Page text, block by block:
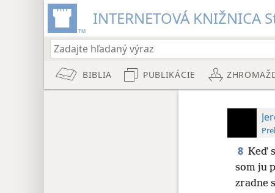
INTERNETOVÁ KNIŽNICA
BIBLIA PUBLIKÁCIE
8 Keď
som ju
zradne